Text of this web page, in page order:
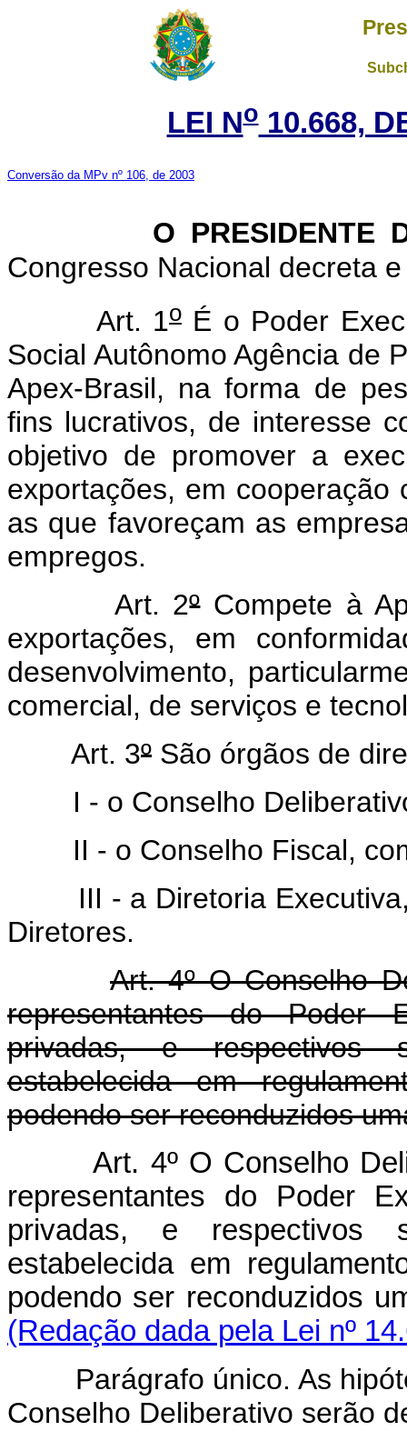
LEI No10.668,
Conversão da MPv nº 106, de 2003
O PRESIDENTE
Congresso Nacional decreta
Art. 1o É o Poder
Social Autônomo Agência de
Apex-Brasil, na forma de
fins lucrativos, de interesse
objetivo de promover a
exportações, em
as que favoreçam as
empregos.
Art. 2ºCompete à
exportações, em
desenvolvimento,
comercial, de serviços e
Art. 3º São órgãos de
I - o Conselho
II - o Conselho Fiscal,
III - a Diretoria Executiva,
Diretores.
Art. 4º O Conselho
representantes do Poder
privadas, e respectivos
estabelecida em
podendo ser reconduzidos
Art. 4º O Conselho
representantes do Poder
privadas, e respectivos
estabelecida em
podendo ser
(Redação dada pela Lei nº
Parágrafo único. As
Conselho Deliberativo serão